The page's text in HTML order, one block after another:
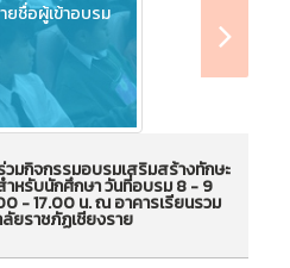
ยชื่อผู้เข้าอบรม
ข้าร่วมกิจกรรมอบรมเสริม
ฤษ CEFR สำหรับนักศึกษา
คม 2569 เวลา 08.00 -
วมกิจกรรมอบรมเสริมสร้างทักษะ
ำหรับนักศึกษา วันที่อบรม 8 - 9
- 17.00 น. ณ อาคารเรียนรวม
ลัยราชภัฏเชียงราย